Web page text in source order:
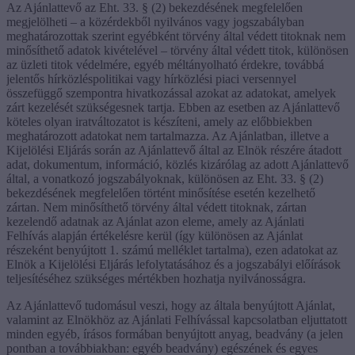
Az Ajánlattevő az Eht. 33. § (2) bekezdésének megfelelően
megjelölheti – a közérdekből nyilvános vagy jogszabályban
meghatározottak szerint egyébként törvény által védett titoknak nem
minősíthető adatok kivételével – törvény által védett titok, különösen
az üzleti titok védelmére, egyéb méltányolható érdekre, továbbá
jelentős hírközléspolitikai vagy hírközlési piaci versennyel
összefüggő szempontra hivatkozással azokat az adatokat, amelyek
zárt kezelését szükségesnek tartja. Ebben az esetben az Ajánlattevő
köteles olyan iratváltozatot is készíteni, amely az előbbiekben
meghatározott adatokat nem tartalmazza. Az Ajánlatban, illetve a
Kijelölési Eljárás során az Ajánlattevő által az Elnök részére átadott
adat, dokumentum, információ, közlés kizárólag az adott Ajánlattevő
által, a vonatkozó jogszabályoknak, különösen az Eht. 33. § (2)
bekezdésének megfelelően történt minősítése esetén kezelhető
zártan. Nem minősíthető törvény által védett titoknak, zártan
kezelendő adatnak az Ajánlat azon eleme, amely az Ajánlati
Felhívás alapján értékelésre kerül (így különösen az Ajánlat
részeként benyújtott 1. számú melléklet tartalma), ezen adatokat az
Elnök a Kijelölési Eljárás lefolytatásához és a jogszabályi előírások
teljesítéséhez szükséges mértékben hozhatja nyilvánosságra.
Az Ajánlattevő tudomásul veszi, hogy az általa benyújtott Ajánlat,
valamint az Elnökhöz az Ajánlati Felhívással kapcsolatban eljuttatott
minden egyéb, írásos formában benyújtott anyag, beadvány (a jelen
pontban a továbbiakban: egyéb beadvány) egészének és egyes